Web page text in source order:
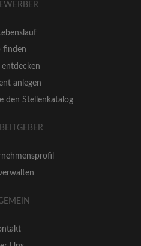
finden
entdecken
anlegen
den Stellenkatalog